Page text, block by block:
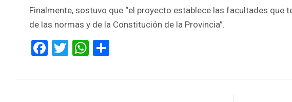
Finalmente, sostuvo que “el proyecto establece las facultades que
de las normas y de la Constitución de la Provincia”.
F
ce
T
tt
W
at ar